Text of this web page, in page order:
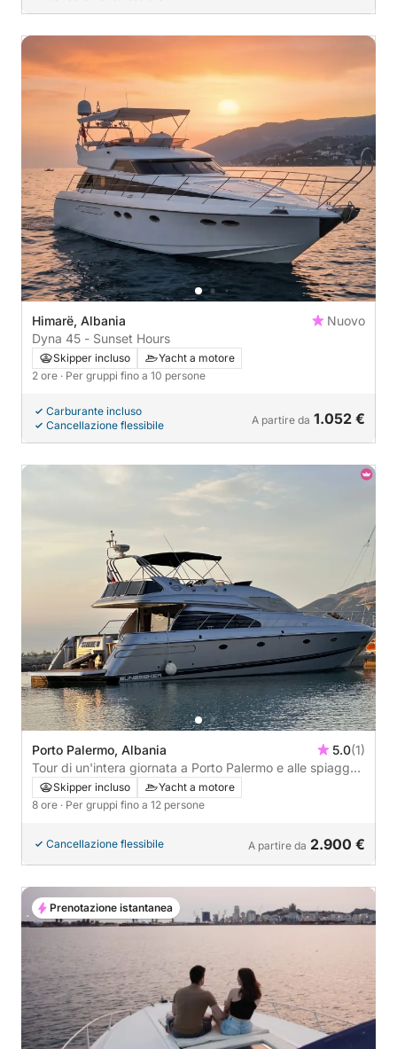
Himarë, Albania
Nuovo
Dyna 45 - Sunset Hours
Skipper incluso
Yacht a motore
2 ore · Per gruppi fino a 10 persone
Carburante incluso
Cancellazione flessibile
A partire da 1.052 €
Porto Palermo, Albania 5.0(1)
Tour di un'intera giornata a Porto Palermo e alle spiagge
nascoste
Skipper incluso
Yacht a motore
8 ore · Per gruppi fino a 12 persone
Cancellazione flessibile A partire da 2.900 €
Prenotazione istantanea